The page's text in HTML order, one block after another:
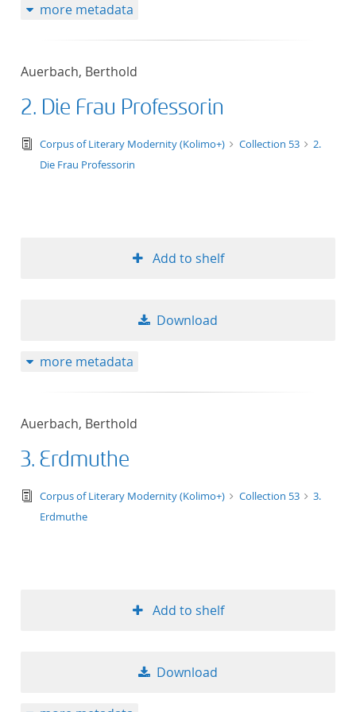
more metadata
Auerbach, Berthold
2. Die Frau Professorin
text/tg.edition+tg.aggregation+xml
Corpus of Literary Modernity (Kolimo+) Collection 53
2.
Die Frau Professorin
Add to shelf
Download
more metadata
Auerbach, Berthold
3. Erdmuthe
text/tg.edition+tg.aggregation+xml
Corpus of Literary Modernity (Kolimo+) Collection 53
3.
Erdmuthe
Add to shelf
Download